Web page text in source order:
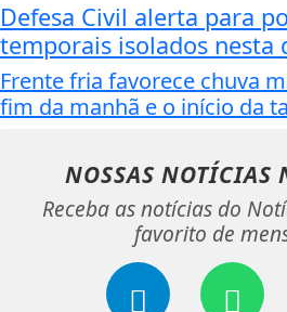
Defesa Civil alerta para
temporais isolados nesta
Frente fria favorece chuva
fim da manhã e o início da
NOSSAS NOTÍCIAS
Receba as notícias do
favorito de